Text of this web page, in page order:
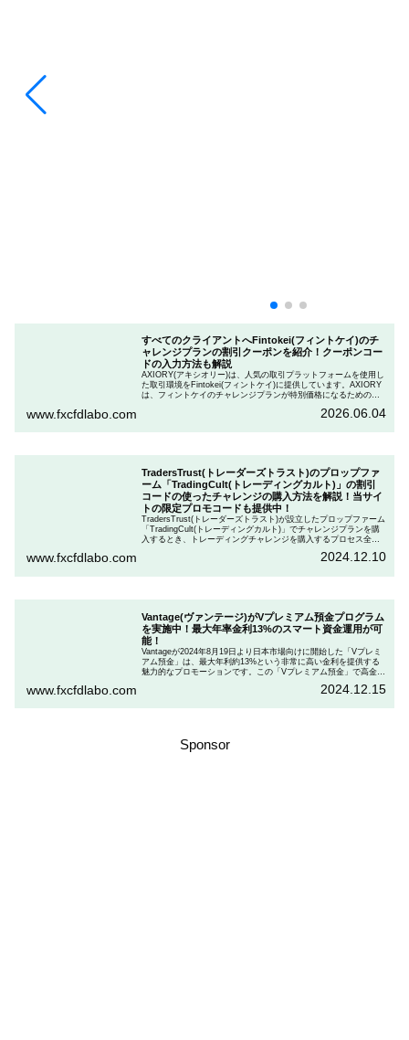
すべてのクライアントへFintokei(フィントケイ)のチ
ャレンジプランの割引クーポンを紹介！クーポンコー
ドの入力方法も解説
AXIORY(アキシオリー)は、人気の取引プラットフォームを使用し
た取引環境をFintokei(フィントケイ)に提供しています。AXIORY
は、フィントケイのチャレンジプランが特別価格になるためのク
ランを申し込むときのクーポンコードを入力して割引にする方法
www.fxcfdlabo.com 2026.06.04
TradersTrust(トレーダーズトラスト)のプロップファ
ーム「TradingCult(トレーディングカルト)」の割引
コードの使ったチャレンジの購入方法を解説！当サイ
トの限定プロモコードも提供中！
TradersTrust(トレーダーズトラスト)が設立したプロップファーム
「TradingCult(トレーディングカルト)」でチャレンジプランを購
入するとき、トレーディングチャレンジを購入するプロセス全体
ます。さらに、TradingCultがほぼ定期的に実施している割引コー
www.fxcfdlabo.com 2024.12.10
Vantage(ヴァンテージ)がVプレミアム預金プログラム
を実施中！最大年率金利13%のスマート資金運用が可
能！
Vantageが2024年8月19日より日本市場向けに開始した「Vプレミ
アム預金」は、最大年利約13%という非常に高い金利を提供する
魅力的なプロモーションです。この「Vプレミアム預金」で高金利
「Vプレミアム預金」を行いたい人は、この記事をしっかりと読ん
www.fxcfdlabo.com 2024.12.15
Sponsor